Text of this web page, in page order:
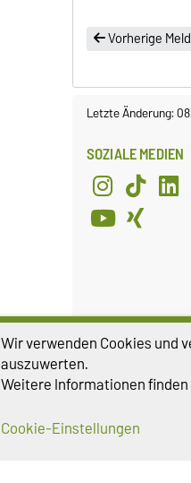
Vorherige
Letzte Änderung:
SOZIALE MEDIEN
Webseite
Wir verwenden Cookies und
auszuwerten.
Weitere Informationen
Cookie-Einstellungen